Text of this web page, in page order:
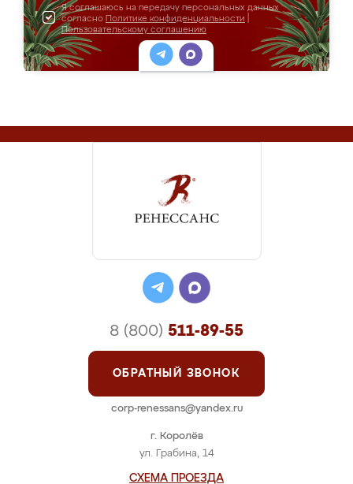
Я соглашаюсь на передачу персональных данных
согласно Политике конфиденциальности
Пользовательскому соглашению
г. Королёв
ул. Грабина, 14
СХЕМА ПРОЕЗДА
8 (800) 511-89-55
ОБРАТНЫЙ ЗВОНОК
corp-renessans@yandex.ru